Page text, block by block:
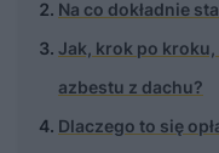
Na co dokładnie
Jak, krok po
azbestu z dachu?
Dlaczego to się